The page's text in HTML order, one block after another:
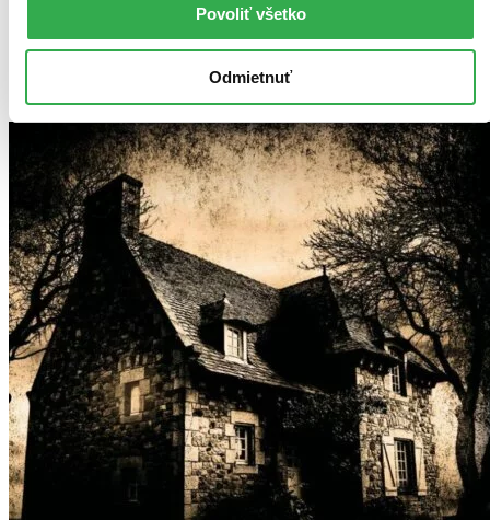
Povoliť všetko
Odmietnuť
budete ju mať hneď a ešte aj ušetríte život stromom. Viac
informácii o e-kniháchnájdete tu.